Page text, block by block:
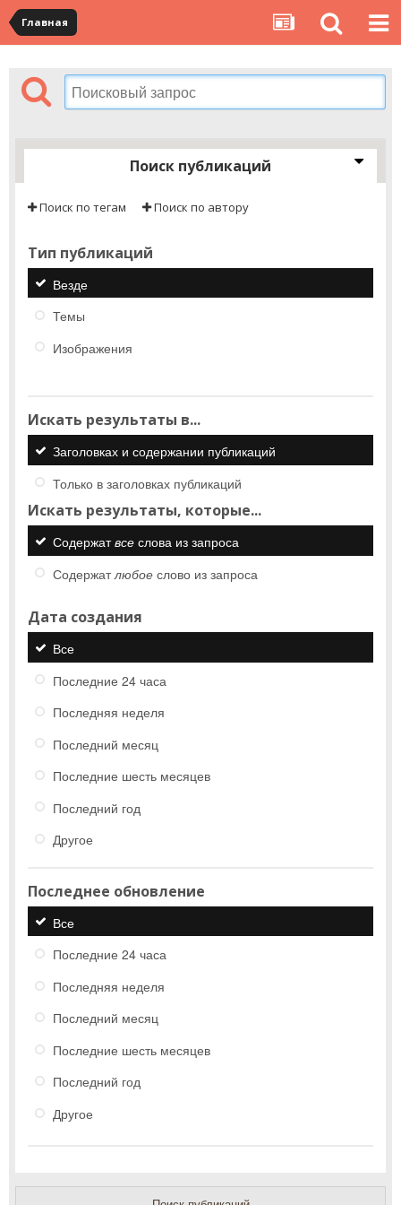
Главная
Поиск публикаций
Поиск по тегам Поиск по автору
Тип публикаций
Везде
Темы
Изображения
Искать результаты в...
Заголовках и содержании публикаций
Только в заголовках публикаций
Искать результаты, которые...
Содержатвсе слова из запроса
Содержатлюбое слово из запроса
Дата создания
Все
Последние 24 часа
Последняя неделя
Последний месяц
Последние шесть месяцев
Последний год
Другое
Последнее обновление
Все
Последние 24 часа
Последняя неделя
Последний месяц
Последние шесть месяцев
Последний год
Другое